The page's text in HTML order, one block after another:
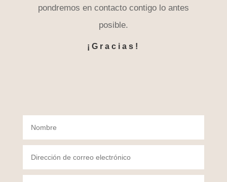
pondremos en contacto contigo lo antes
posible.
¡Gracias!